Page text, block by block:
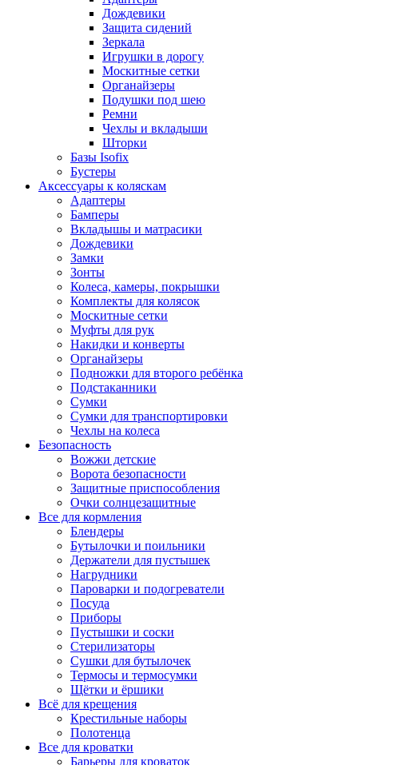
Дождевики
Защита сидений
Зеркала
Игрушки в дорогу
Москитные сетки
Органайзеры
Подушки под шею
Ремни
Чехлы и вкладыши
Шторки
Базы Isofix
Бустеры
Аксессуары к коляскам
Адаптеры
Бамперы
Вкладышы и матрасики
Дождевики
Замки
Зонты
Колеса, камеры, покрышки
Комплекты для колясок
Москитные сетки
Муфты для рук
Накидки и конверты
Органайзеры
Подножки для второго ребёнка
Подстаканники
Сумки
Сумки для транспортировки
Чехлы на колеса
Безопасность
Вожжи детские
Ворота безопасности
Защитные приспособления
Очки солнцезащитные
Все для кормления
Блендеры
Бутылочки и поильники
Держатели для пустышек
Нагрудники
Пароварки и подогреватели
Посуда
Приборы
Пустышки и соски
Стерилизаторы
Сушки для бутылочек
Термосы и термосумки
Щётки и ёршики
Всё для крещения
Крестильные наборы
Полотенца
Все для кроватки
Барьеры для кроваток